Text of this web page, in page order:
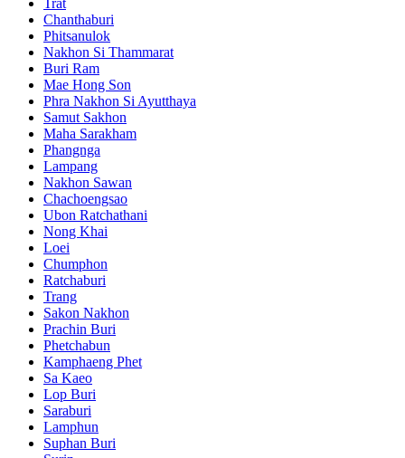
Chanthaburi
Phitsanulok
Nakhon Si Thammarat
Buri Ram
Mae Hong Son
Phra Nakhon Si Ayutthaya
Samut Sakhon
Maha Sarakham
Phangnga
Lampang
Nakhon Sawan
Chachoengsao
Ubon Ratchathani
Nong Khai
Loei
Chumphon
Ratchaburi
Trang
Sakon Nakhon
Prachin Buri
Phetchabun
Kamphaeng Phet
Sa Kaeo
Lop Buri
Saraburi
Lamphun
Suphan Buri